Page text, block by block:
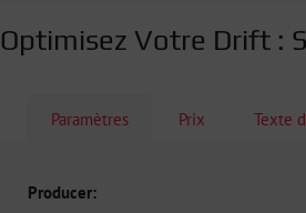
Optimisez Votre Drift :
Paramètres Prix Texte
Producer: